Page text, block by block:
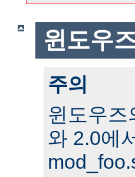
윈도우
주의
윈도우즈
와 2.0에